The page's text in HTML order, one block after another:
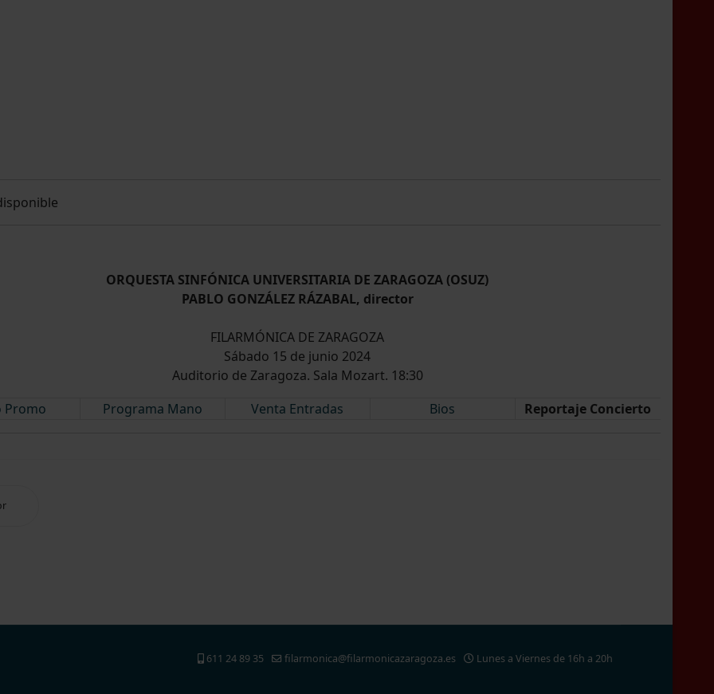
ORQUESTA SINFÓNICA UNIVERSITARIA DE ZARAGOZA (OSUZ)
PABLO GONZÁLEZ RÁZABAL, director
FILARMÓNICA DE ZARAGOZA
Sábado 15 de junio 2024
Auditorio de Zaragoza. Sala Mozart. 18:30
Promo
Programa Mano Venta Entradas Bios Reportaje Concierto
611 24 89 35 filarmonica@filarmonicazaragoza.es Lunes a Viernes de 16h a 20h